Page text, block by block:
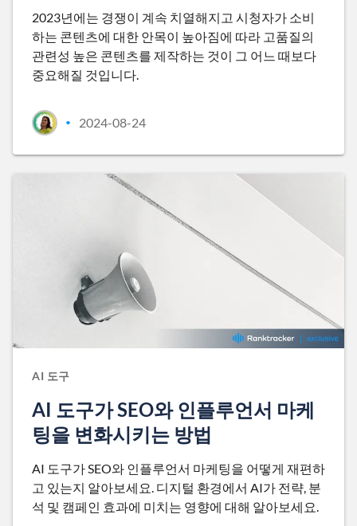
2023년에는 경쟁이 계속 치열해지고 시청자가 소비
하는 콘텐츠에 대한 안목이 높아짐에 따라 고품질의
관련성 높은 콘텐츠를 제작하는 것이 그 어느 때보다
중요해질 것입니다.
• 2024-08-24
AI 도구
AI 도구가 SEO와 인플루언서 마케
팅을 변화시키는 방법
AI 도구가 SEO와 인플루언서 마케팅을 어떻게 재편하
고 있는지 알아보세요. 디지털 환경에서 AI가 전략, 분
석 및 캠페인 효과에 미치는 영향에 대해 알아보세요.